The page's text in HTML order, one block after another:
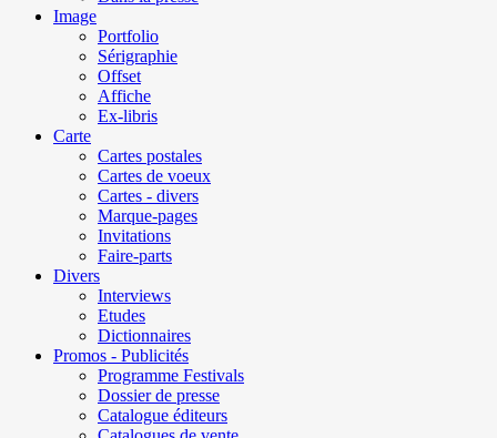
Image
Portfolio
Sérigraphie
Offset
Affiche
Ex-libris
Carte
Cartes postales
Cartes de voeux
Cartes - divers
Marque-pages
Invitations
Faire-parts
Divers
Interviews
Etudes
Dictionnaires
Promos - Publicités
Programme Festivals
Dossier de presse
Catalogue éditeurs